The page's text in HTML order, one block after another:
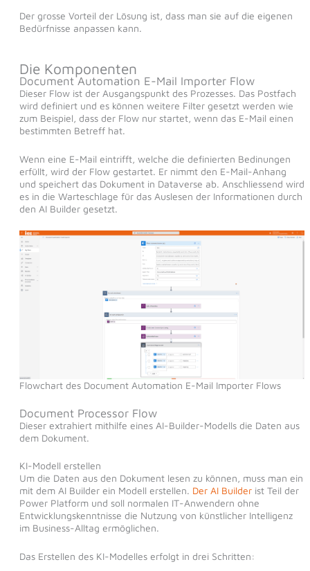
Der grosse Vorteil der Lösung ist, dass man sie auf die eigenen
Bedürfnisse anpassen kann.
Die Komponenten
Document Automation E-Mail Importer Flow
Dieser Flow ist der Ausgangspunkt des Prozesses. Das Postfach
wird definiert und es können weitere Filter gesetzt werden wie
zum Beispiel, dass der Flow nur startet, wenn das E-Mail einen
bestimmten Betreff hat.
Wenn eine E-Mail eintrifft, welche die definierten Bedinungen
erfüllt, wird der Flow gestartet. Er nimmt den E-Mail-Anhang
und speichert das Dokument in Dataverse ab. Anschliessend wird
es in die Warteschlage für das Auslesen der Informationen durch
den AI Builder gesetzt.
Flowchart des Document Automation E-Mail Importer Flows
Document Processor Flow
Dieser extrahiert mithilfe eines AI-Builder-Modells die Daten aus
dem Dokument.
KI-Modell erstellen
Um die Daten aus den Dokument lesen zu können, muss man ein
mit dem AI Builder ein Modell erstellen. Der AI Builderist Teil der
Power Platform und soll normalen IT-Anwendern ohne
Entwicklungskenntnisse die Nutzung von künstlicher Intelligenz
im Business-Alltag ermöglichen.
Das Erstellen des KI-Modelles erfolgt in drei Schritten: